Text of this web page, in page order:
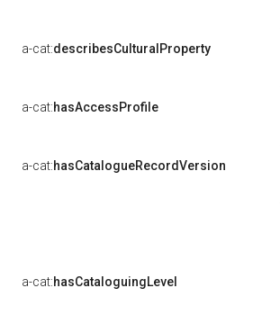
a-cat:describesCulturalProperty
a-cat:hasAccessProfile
a-cat:hasCatalogueRecordVersion
a-cat:hasCataloguingLevel